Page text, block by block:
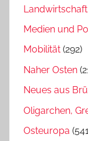
Medien und
Mobilität (292)
Naher Osten
Neues aus
Oligarchen,
Osteuropa